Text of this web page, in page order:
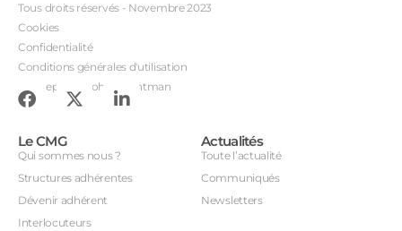
Tous droits réservés - Novembre 2023
Cookies
Confidentialité
Conditions générales d'utilisation
Conception : John Brightman
Le CMG
Qui sommes nous ?
Structures adhérentes
Dévenir adhérent
Interlocuteurs
Actualités
Toute l’actualité
Communiqués
Newsletters